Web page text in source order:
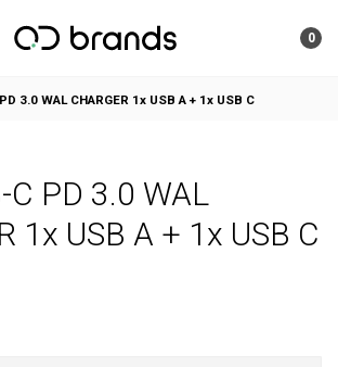
0
3.0 WAL CHARGER 1x USB A + 1x USB C
C PD 3.0 WAL
1x USB A + 1x USB C